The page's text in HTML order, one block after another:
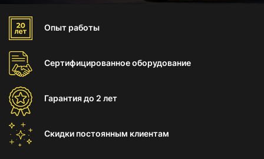
Опыт работы
Сертифицированноеоборудование
Гарантиядо 2 лет
Скидки постоянным клиентам